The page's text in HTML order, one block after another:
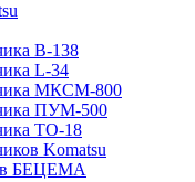
B-138
L-34
МКСМ-800
ПУМ-500
ТО-18
Komatsu
БЕЦЕМА